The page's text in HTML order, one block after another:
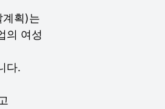
계획)는
의 여성
다.